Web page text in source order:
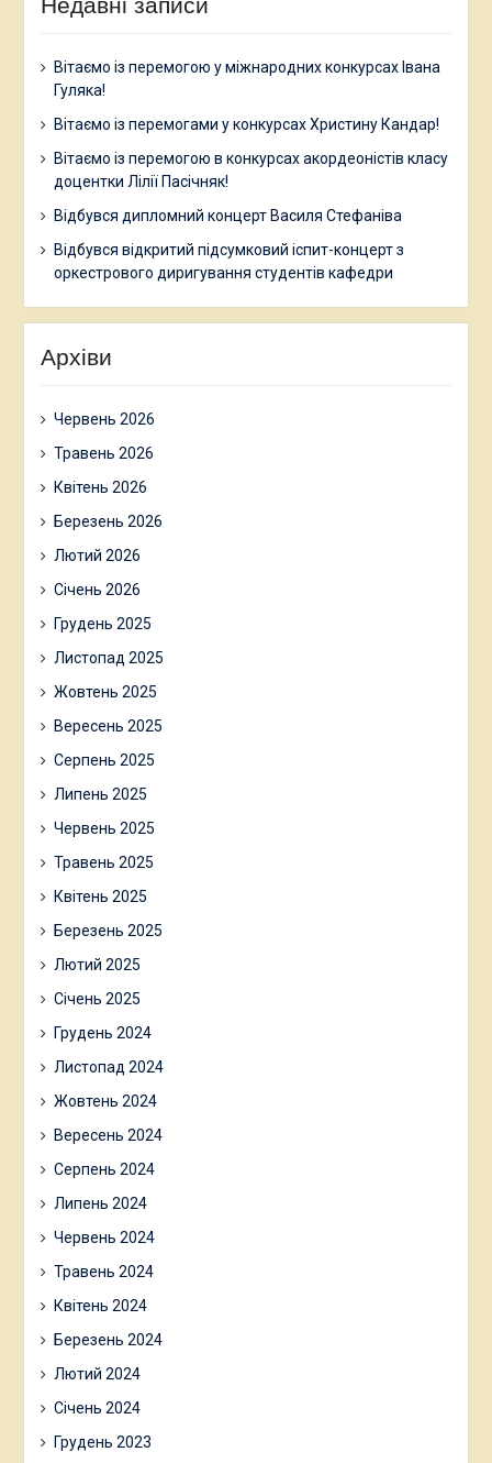
Вітаємо із перемогою у міжнародних конкурсах Івана
Гуляка!
Вітаємо із перемогами у конкурсах Христину Кандар!
Вітаємо із перемогою в конкурсах акордеоністів класу
доцентки Лілії Пасічняк!
Відбувся дипломний концерт Василя Стефаніва
Відбувся відкритий підсумковий іспит-концерт з
оркестрового диригування студентів кафедри
Архіви
Червень 2026
Травень 2026
Квітень 2026
Березень 2026
Лютий 2026
Січень 2026
Грудень 2025
Листопад 2025
Жовтень 2025
Вересень 2025
Серпень 2025
Липень 2025
Червень 2025
Травень 2025
Квітень 2025
Березень 2025
Лютий 2025
Січень 2025
Грудень 2024
Листопад 2024
Жовтень 2024
Вересень 2024
Серпень 2024
Липень 2024
Червень 2024
Травень 2024
Квітень 2024
Березень 2024
Лютий 2024
Січень 2024
Грудень 2023